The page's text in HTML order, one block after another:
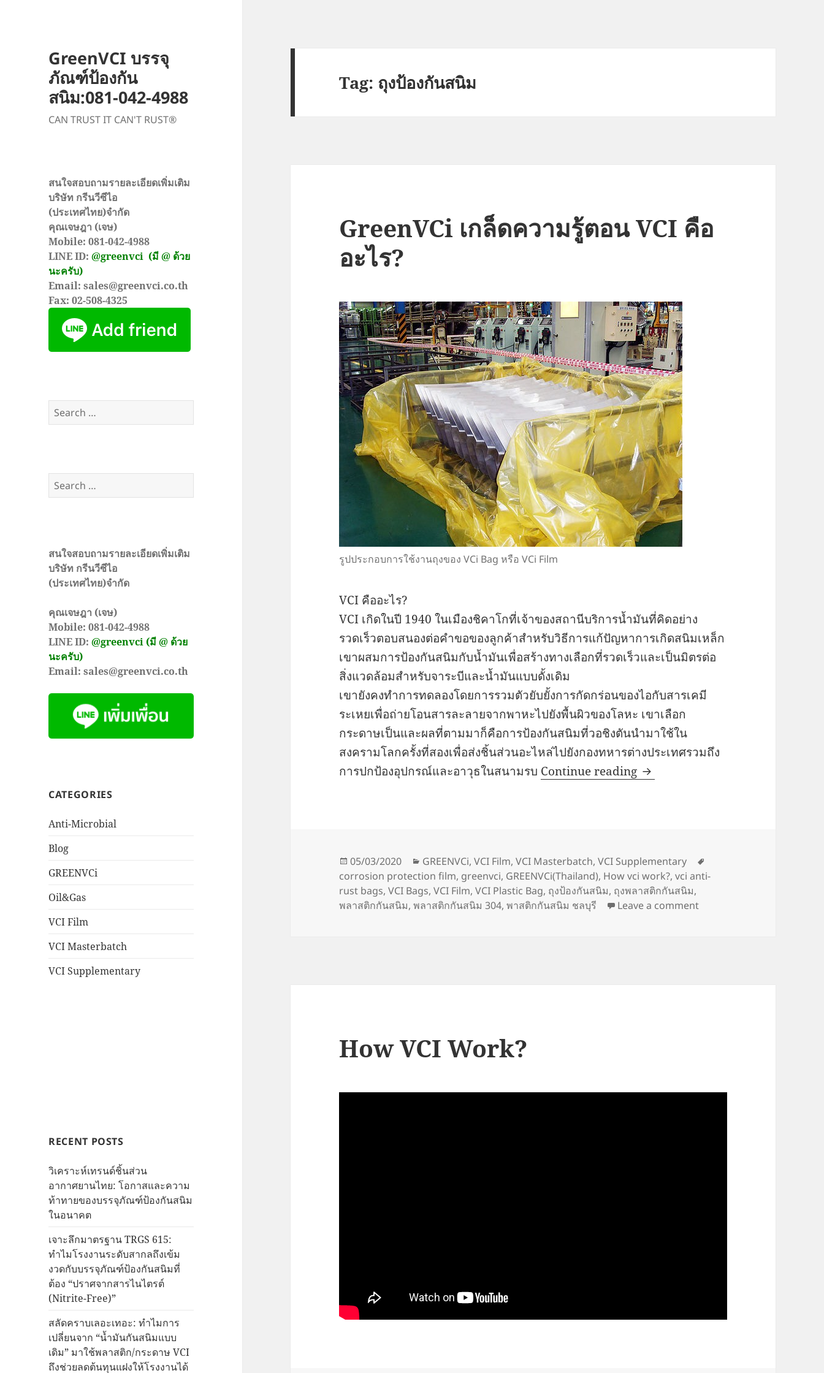
GreenVCI บรรจุ
ภัณฑ์ป้องกัน
สนิม:081-042-4988
CAN TRUST IT CAN'T RUST®
สนใจสอบถามรายละเอียดเพิ่มเติม
บริษัท กรีนวีซีไอ
(ประเทศไทย)จำกัด
คุณเจษฎา (เจษ)
Mobile: 081-042-4988
LINE ID:@greenvci (มี @ ด้วย
นะครับ)
Email: sales@greenvci.co.th
Fax: 02-508-4325
Search
for:
Search
for:
สนใจสอบถามรายละเอียดเพิ่มเติม
บริษัท กรีนวีซีไอ
(ประเทศไทย)จำกัด
คุณเจษฎา (เจษ)
Mobile: 081-042-4988
LINE ID:@greenvci (มี @ ด้วย
นะครับ)
Email: sales@greenvci.co.th
CATEGORIES
Anti-Microbial
Blog
GREENVCi
Oil&Gas
VCI Film
VCI Masterbatch
VCI Supplementary
RECENT POSTS
วิเคราะห์เทรนด์ชิ้นส่วน
อากาศยานไทย: โอกาสและความ
ท้าทายของบรรจุภัณฑ์ป้องกันสนิม
ในอนาคต
เจาะลึกมาตรฐาน TRGS 615:
ทำไมโรงงานระดับสากลถึงเข้ม
งวดกับบรรจุภัณฑ์ป้องกันสนิมที่
ต้อง “ปราศจากสารไนไตรต์
(Nitrite-Free)”
สลัดคราบเลอะเทอะ: ทำไมการ
เปลี่ยนจาก “น้ำมันกันสนิมแบบ
เดิม” มาใช้พลาสติก/กระดาษ VCI
ถึงช่วยลดต้นทุนแฝงให้โรงงานได้
Tag: ถุงป้องกันสนิม
GreenVCi เกล็ดความรู้ตอน VCI คือ
อะไร?
รูปประกอบการใช้งานถุงของ VCi Bag หรือ VCi Film
VCI คืออะไร?
VCI เกิดในปี 1940 ในเมืองชิคาโกที่เจ้าของสถานีบริการน้ำมันที่คิดอย่าง
รวดเร็วตอบสนองต่อคำขอของลูกค้าสำหรับวิธีการแก้ปัญหาการเกิดสนิมเหล็ก
เขาผสมการป้องกันสนิมกับน้ำมันเพื่อสร้างทางเลือกที่รวดเร็วและเป็นมิตรต่อ
สิ่งแวดล้อมสำหรับจาระบีและน้ำมันแบบดั้งเดิม
เขายังคงทำการทดลองโดยการรวมตัวยับยั้งการกัดกร่อนของไอกับสารเคมี
ระเหยเพื่อถ่ายโอนสารละลายจากพาหะไปยังพื้นผิวของโลหะ เขาเลือก
กระดาษเป็นและผลที่ตามมาก็คือการป้องกันสนิมที่วอชิงตันนำมาใช้ใน
สงครามโลกครั้งที่สองเพื่อส่งชิ้นส่วนอะไหล่ไปยังกองทหารต่างประเทศรวมถึง
การปกป้องอุปกรณ์และอาวุธในสนามรบ Continue reading GreenVCi เกล็ดความรู้ตอน VCI คือ
Posted
on
05/03/2020 Categories
GREENVCi,VCI Film,VCI Masterbatch,VCI Supplementary
corrosion protection film, greenvci, GREENVCi(Thailand), How vci work?,vci anti-
rust bags,VCI Bags,VCI Film,VCI Plastic Bag, ถุงป้องกันสนิม, ถุงพลาสติกกันสนิม,
พลาสติกกันสนิม,พลาสติกกันสนิม 304,พาสติกกันสนิม ชลบุรี Leave a commenton GreenVCi เกล็ดความรู้ต
How VCI Work?